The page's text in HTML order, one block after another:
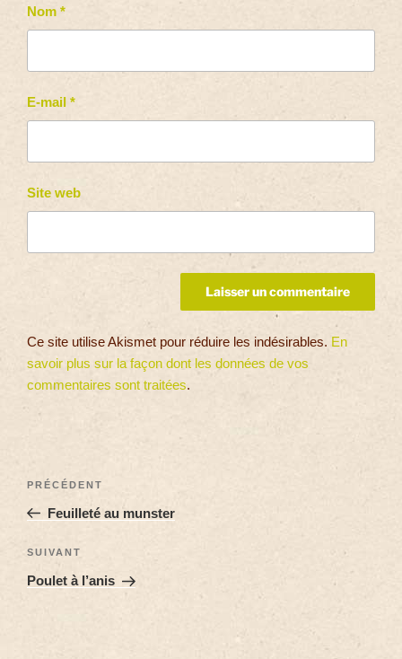
Nom *
E-mail *
Site web
Ce site utilise Akismet pour réduire les indésirables. En
savoir plus sur la façon dont les données de vos
commentaires sont traitées.
PRÉCÉDENT
Feuilleté au munster
SUIVANT
Poulet à l’anis